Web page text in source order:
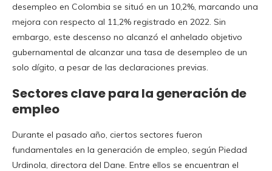
desempleo en Colombia se situó en un 10,2%, marcando una
mejora con respecto al 11,2% registrado en 2022. Sin
embargo, este descenso no alcanzó el anhelado objetivo
gubernamental de alcanzar una tasa de desempleo de un
solo dígito, a pesar de las declaraciones previas.
Sectores clave para la generación de
empleo
Durante el pasado año, ciertos sectores fueron
fundamentales en la generación de empleo, según Piedad
Urdinola, directora del Dane. Entre ellos se encuentran el